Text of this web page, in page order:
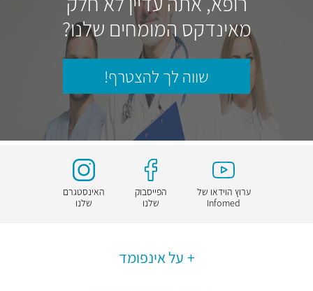
מאינדקס המומחים שלנו?
שווה לך להצטרף!
ערוץ הוידאו של
Infomed
הפייסבוק
שלנו
האינסטגרם
שלנו
על אינפומד